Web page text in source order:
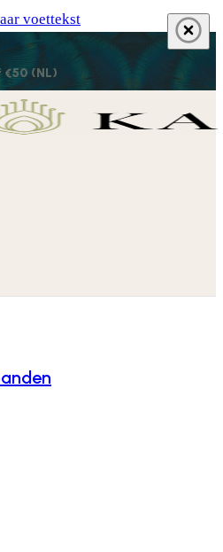
voettekst
(NL)